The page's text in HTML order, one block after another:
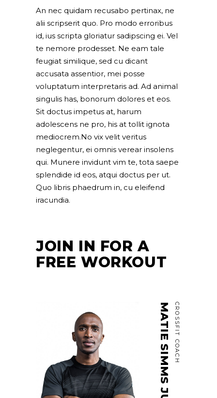
An nec quidam recusabo pertinax, ne
alii scripserit quo. Pro modo erroribus
id, ius scripta gloriatur sadipscing ei. Vel
te nemore prodesset. Ne eam tale
feugiat similique, sed cu dicant
accusata assentior, mei posse
voluptatum interpretaris ad. Ad animal
singulis has, bonorum dolores et eos.
Sit doctus impetus at, harum
adolescens ne pro, his at tollit ignota
mediocrem.No vix velit veritus
neglegentur, ei omnis verear insolens
qui. Munere invidunt vim te, tota saepe
splendide id eos, atqui doctus per ut.
Quo libris phaedrum in, cu eleifend
iracundia.
JOIN IN FOR A
FREE WORKOUT
CROSSFIT COACH
MATIE SIMMS JUNIOR